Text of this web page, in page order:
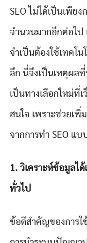
SEO ไม่ได้เป็นเพีย
จำนวนมากอีกต่อไป
จำเป็นต้องใช้เทคโน
ลึก นี่จึงเป็นเหตุผลที่
เป็นทางเลือกใหม่ที่
สนใจ เพราะช่วยเ
จากการทำ SEO แบ
1. วิเคราะห์ข้อมูลไ
ทั่วไป
ข้อดีสำคัญของการใ